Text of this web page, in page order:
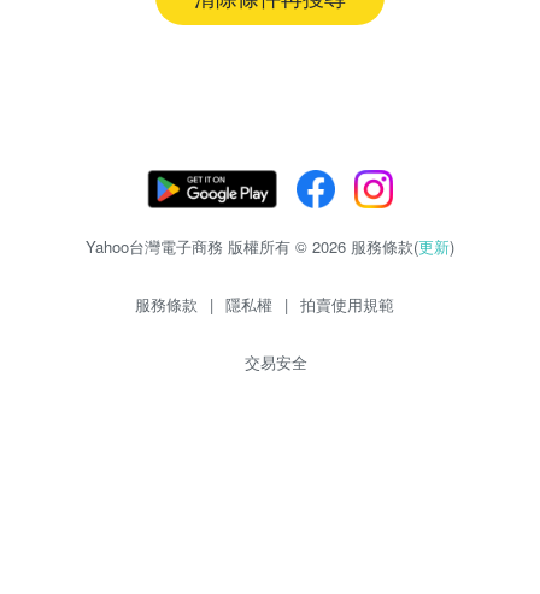
Yahoo台灣電子商務 版權所有 © 2026 服務條款(更新)
服務條款 | 隱私權 | 拍賣使用規範
交易安全